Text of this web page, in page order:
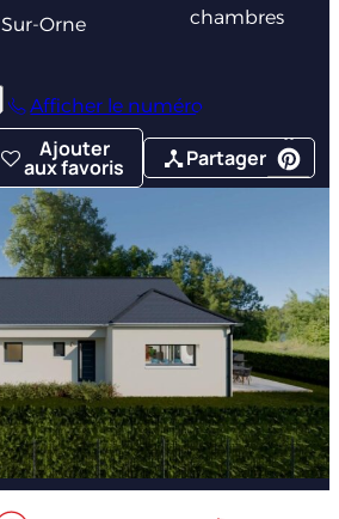
Sur-Orne
chambres
Afficher le numéro
Ajouter
aux favoris Partager